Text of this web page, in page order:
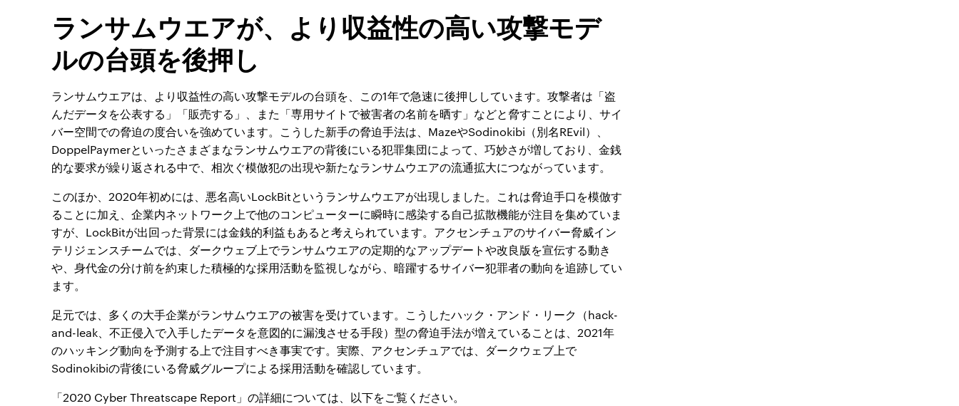
ランサムウエアが、より収益性の高い攻撃モデ
ルの台頭を後押し
ランサムウエアは、より収益性の高い攻撃モデルの台頭を、この1年で急速に後押ししています。攻撃者は「盗
んだデータを公表する」「販売する」、また「専用サイトで被害者の名前を晒す」などと脅すことにより、サイ
バー空間での脅迫の度合いを強めています。こうした新手の脅迫手法は、MazeやSodinokibi（別名REvil）、
DoppelPaymerといったさまざまなランサムウエアの背後にいる犯罪集団によって、巧妙さが増しており、金銭
的な要求が繰り返される中で、相次ぐ模倣犯の出現や新たなランサムウエアの流通拡大につながっています。
このほか、2020年初めには、悪名高いLockBitというランサムウエアが出現しました。これは脅迫手口を模倣す
ることに加え、企業内ネットワーク上で他のコンピューターに瞬時に感染する自己拡散機能が注目を集めていま
すが、LockBitが出回った背景には金銭的利益もあると考えられています。アクセンチュアのサイバー脅威イン
テリジェンスチームでは、ダークウェブ上でランサムウエアの定期的なアップデートや改良版を宣伝する動き
や、身代金の分け前を約束した積極的な採用活動を監視しながら、暗躍するサイバー犯罪者の動向を追跡してい
ます。
足元では、多くの大手企業がランサムウエアの被害を受けています。こうしたハック・アンド・リーク（hack-
and-leak、不正侵入で入手したデータを意図的に漏洩させる手段）型の脅迫手法が増えていることは、2021年
のハッキング動向を予測する上で注目すべき事実です。実際、アクセンチュアでは、ダークウェブ上で
Sodinokibiの背後にいる脅威グループによる採用活動を確認しています。
「2020 Cyber Threatscape Report」の詳細については、以下をご覧ください。